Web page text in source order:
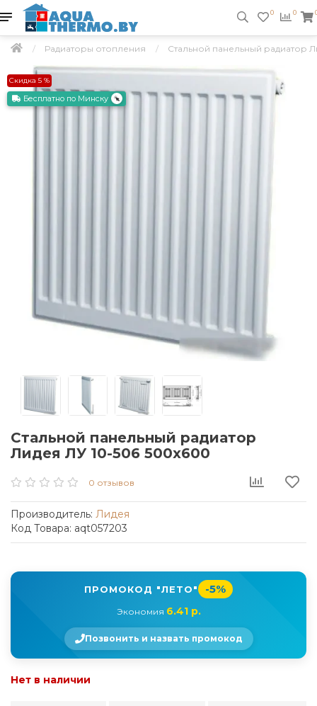
0 0
Радиаторы отопления Стальной панельный радиатор
Скидка 5 %
Бесплатно по Минску
Стальной панельный радиатор
Лидея ЛУ 10-506 500x600
0 отзывов
Производитель: Лидея
Код Товара: aqt057203
ПРОМОКОД "ЛЕТО" -5%
Экономия 6.41 р.
Позвонить и назвать промокод
Нет в наличии